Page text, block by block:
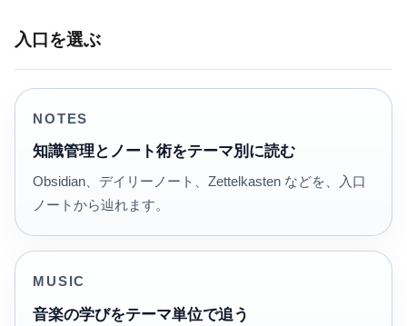
入口を選ぶ
NOTES
知識管理とノート術をテーマ別に読む
Obsidian、デイリーノート、Zettelkasten などを、入口
ノートから辿れます。
MUSIC
音楽の学びをテーマ単位で追う